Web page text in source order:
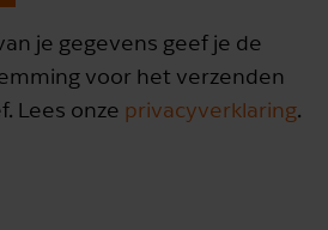
je gegevens geef je de
voor het verzenden
Lees onze privacyverklaring.